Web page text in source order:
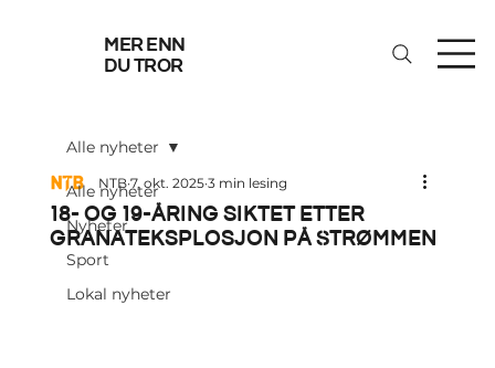
mer enn
du tror
Alle nyheter
Nyheter
Sport
Lokal nyheter
Alle nyheter
18- og 19-åring siktet etter
granateksplosjon på Strømmen
NTB 7. okt. 2025 3 min lesing